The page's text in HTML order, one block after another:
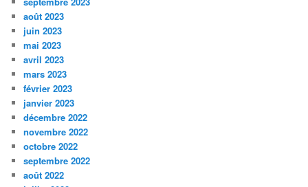
août 2023
juin 2023
mai 2023
avril 2023
mars 2023
février 2023
janvier 2023
décembre 2022
novembre 2022
octobre 2022
septembre 2022
août 2022